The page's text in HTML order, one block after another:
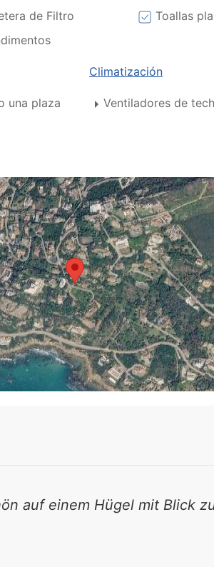
de Filtro
Toallas
una plaza
Climatización
Ventiladores de
auf einem Hügel mit Blick